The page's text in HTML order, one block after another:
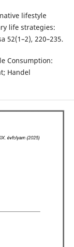
lifestyle
life strategies:
52(1–2), 220–235.
Consumption:
Handel